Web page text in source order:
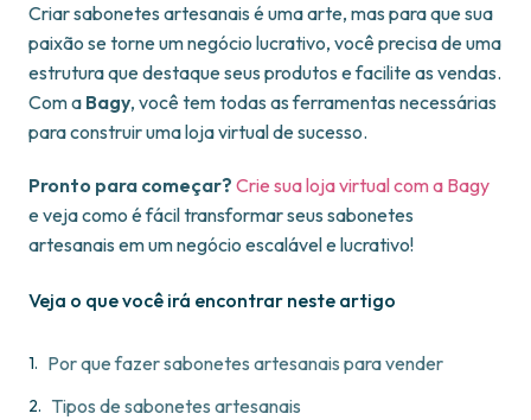
Criar sabonetes artesanais é uma arte, mas para que sua
paixão se torne um negócio lucrativo, você precisa de uma
estrutura que destaque seus produtos e facilite as vendas.
Com a Bagy, você tem todas as ferramentas necessárias
para construir uma loja virtual de sucesso.
Pronto para começar? Crie sua loja virtual com a Bagy
e veja como é fácil transformar seus sabonetes
artesanais em um negócio escalável e lucrativo!
Veja o que você irá encontrar neste artigo
Por que fazer sabonetes artesanais para vender
Tipos de sabonetes artesanais